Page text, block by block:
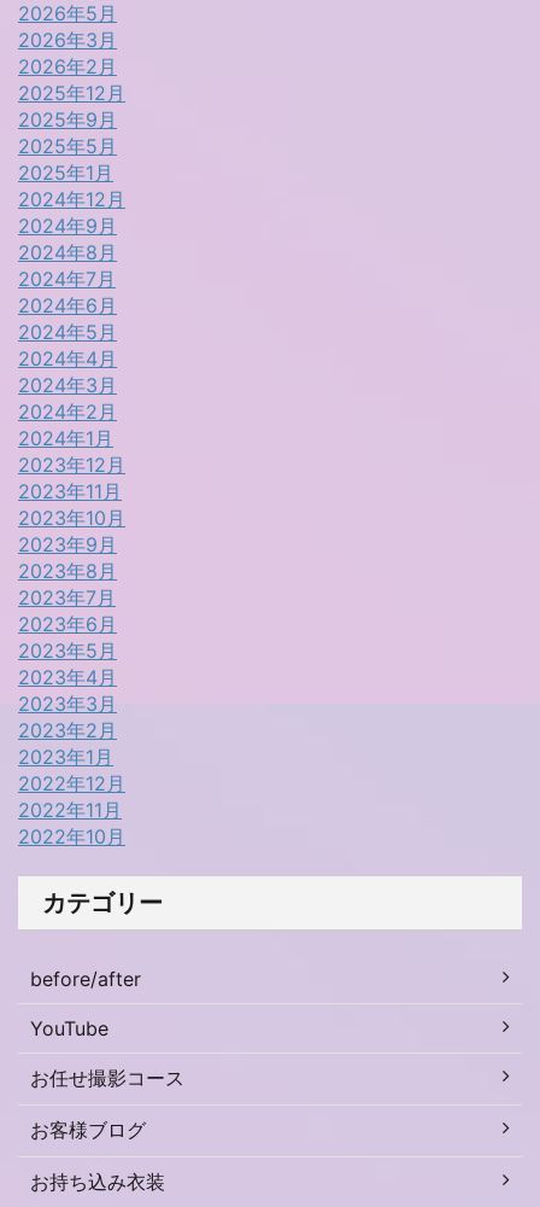
2026年5月
2026年3月
2026年2月
2025年12月
2025年9月
2025年5月
2025年1月
2024年12月
2024年9月
2024年8月
2024年7月
2024年6月
2024年5月
2024年4月
2024年3月
2024年2月
2024年1月
2023年12月
2023年11月
2023年10月
2023年9月
2023年8月
2023年7月
2023年6月
2023年5月
2023年4月
2023年3月
2023年2月
2023年1月
2022年12月
2022年11月
2022年10月
カテゴリー
before/after
YouTube
お任せ撮影コース
お客様ブログ
お持ち込み衣装